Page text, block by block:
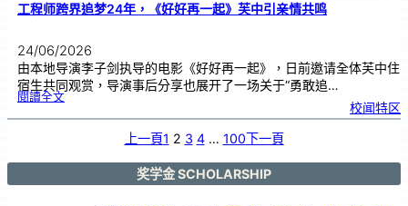
工程师跨界追梦24年，《好好再一起》芙中引亲情共鸣
24/06/2026
由本地导演李子剑执导的电影《好好再一起》，日前邀请全体芙中住
宿生共同观赏，导演事后分享也展开了一场关于“勇敢追…
閱讀全文:工
跨
，
好
校闻特区
上一頁1 2 3 4 … 100下一頁
奖学金 SCHOLARSHIP